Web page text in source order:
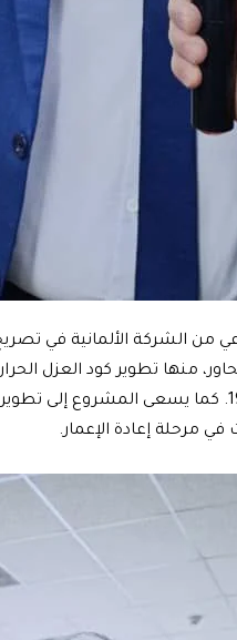
منها تطوير كود العزل
الخبرة الألمانية التي بدأت منذ عام 1976.
مرحلة إعادة الإعمار.